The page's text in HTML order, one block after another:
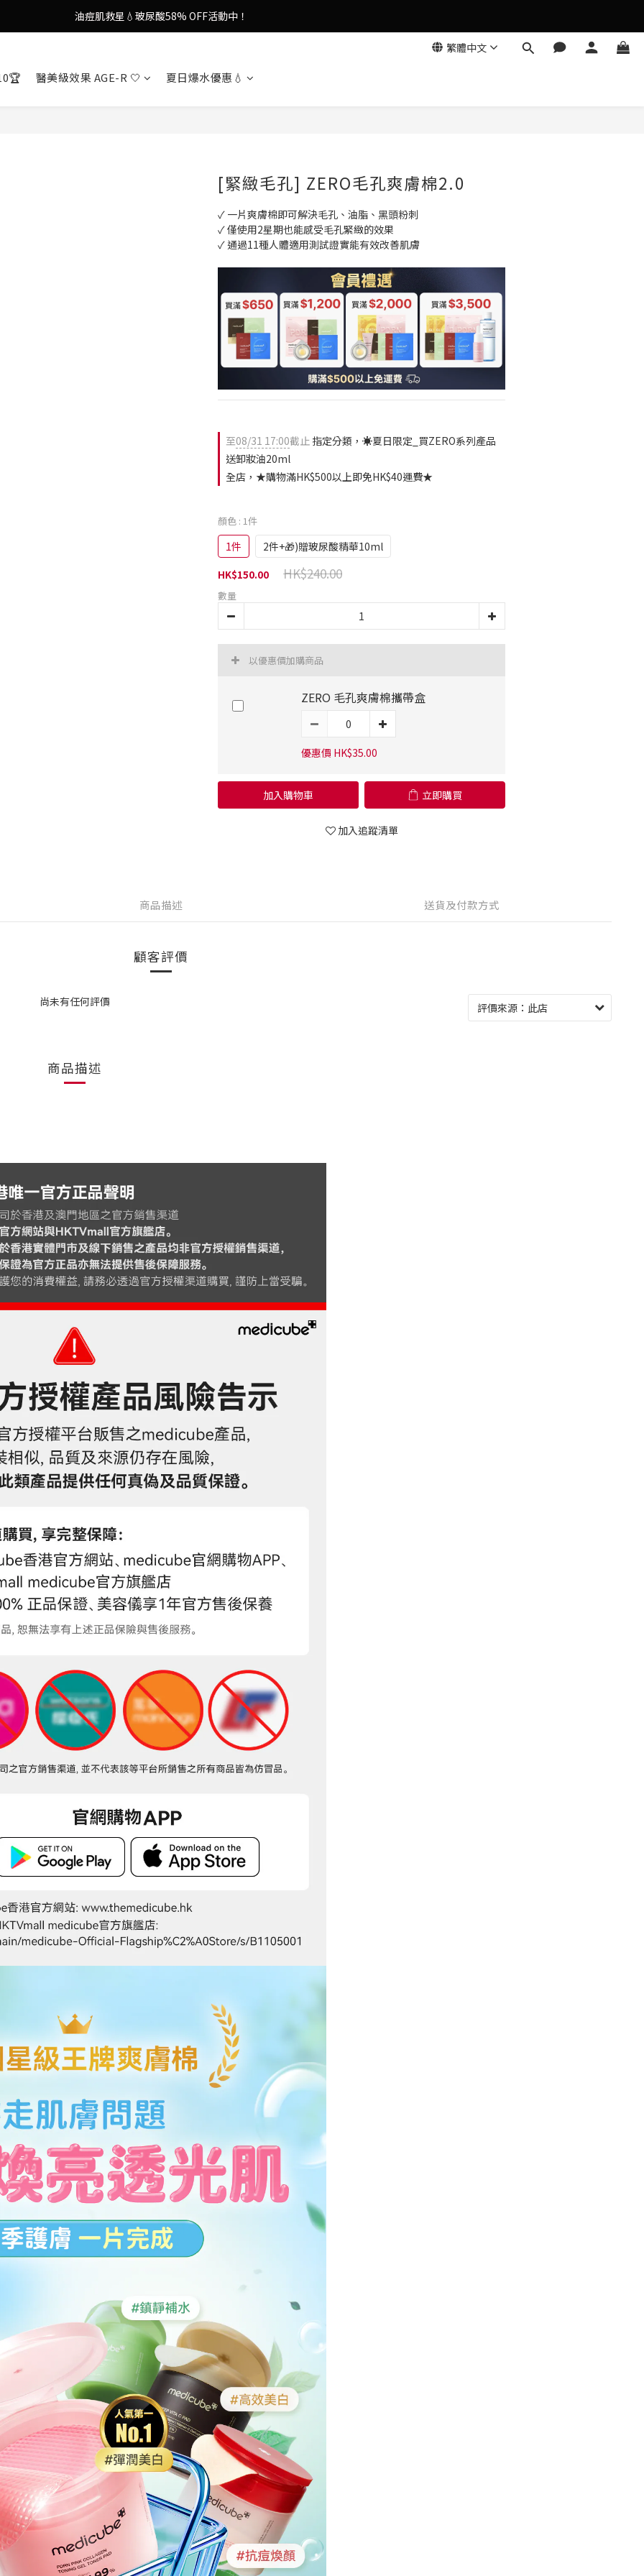
謝安琪愛用美容儀🌸護膚效果UP！
果凍噴霧！一噴即現美白光透肌✨
繁體中文
醫美級效果 AGE-R 🤍 夏日爆水優惠💧
[緊緻毛孔] ZERO毛孔爽膚棉2.0
✓ 一片爽膚棉即可解決毛孔、油脂、黑頭粉刺
✓ 僅使用2星期也能感受毛孔緊緻的效果
✓ 通過11種人體適用測試證實能有效改善肌膚
至08/31 17:00截止 指定分類，☀️夏日限定_買ZERO系列產品
送卸妝油20ml
全店，★購物滿HK$500以上即免HK$40運費★
顏色 : 1件
1件 2件+🎁)贈玻尿酸精華10ml
HK$240.00
HK$150.00
數量
以優惠價加購商品
ZERO 毛孔爽膚棉攜帶盒
優惠價 HK$35.00
加入購物車 立即購買
加入追蹤清單
商品描述 送貨及付款方式
顧客評價
尚未有任何評價
商品描述